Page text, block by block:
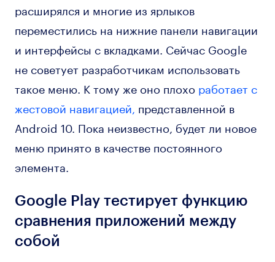
расширялся и многие из ярлыков
переместились на нижние панели навигации
и интерфейсы с вкладками. Сейчас Google
не советует разработчикам использовать
такое меню. К тому же оно плохо работает с
жестовой навигацией, представленной в
Android 10. Пока неизвестно, будет ли новое
меню принято в качестве постоянного
элемента.
Google Play тестирует функцию
сравнения приложений между
собой